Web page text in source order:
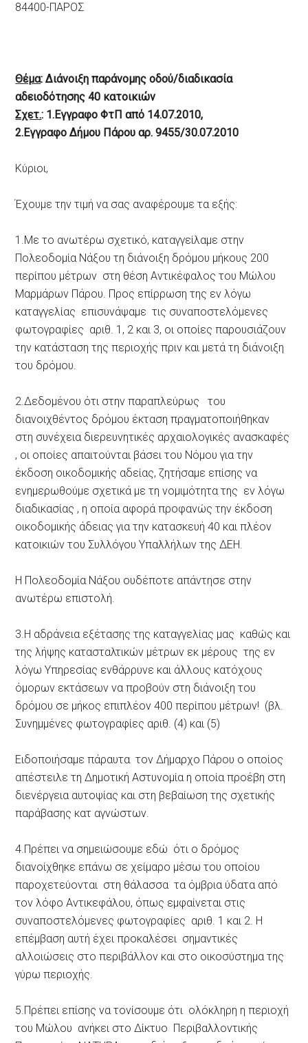
84400-ΠΑΡΟΣ
Θέμα: Διάνοιξη παράνομης οδού/διαδικασία
αδειοδότησης 40 κατοικιών
Σχετ.: 1.Εγγραφο ΦτΠ από 14.07.2010,
2.Εγγραφο Δήμου Πάρου αρ. 9455/30.07.2010
Κύριοι,
Έχουμε την τιμή να σας αναφέρουμε τα εξής:
1.Mε το ανωτέρω σχετικό, καταγγείλαμε στην
Πολεοδομία Νάξου τη διάνοιξη δρόμου μήκους 200
περίπου μέτρων στη θέση Αντικέφαλος του Μώλου
Μαρμάρων Πάρου. Προς επίρρωση της εν λόγω
καταγγελίας επισυνάψαμε τις συναποστελόμενες
φωτογραφίες αριθ. 1, 2 και 3, οι οποίες παρουσιάζουν
την κατάσταση της περιοχής πριν και μετά τη διάνοιξη
του δρόμου.
2.Δεδομένου ότι στην παραπλεύρως του
διανοιχθέντος δρόμου έκταση πραγματοποιήθηκαν
στη συνέχεια διερευνητικές αρχαιολογικές ανασκαφές
, οι οποίες απαιτούνται βάσει του Νόμου για την
έκδοση οικοδομικής αδείας, ζητήσαμε επίσης να
ενημερωθούμε σχετικά με τη νομιμότητα της εν λόγω
διαδικασίας , η οποία αφορά προφανώς την έκδοση
οικοδομικής άδειας για την κατασκευή 40 και πλέον
κατοικιών του Συλλόγου Υπαλλήλων της ΔΕΗ.
Η Πολεοδομία Νάξου ουδέποτε απάντησε στην
ανωτέρω επιστολή.
3.Η αδράνεια εξέτασης της καταγγελίας μας καθώς και
της λήψης κατασταλτικών μέτρων εκ μέρους της εν
λόγω Υπηρεσίας ενθάρρυνε και άλλους κατόχους
όμορων εκτάσεων να προβούν στη διάνοιξη του
δρόμου σε μήκος επιπλέον 400 περίπου μέτρων! (βλ.
Συνημμένες φωτογραφίες αριθ. (4) και (5)
Ειδοποιήσαμε πάραυτα τον Δήμαρχο Πάρου ο οποίος
απέστειλε τη Δημοτική Αστυνομία η οποία προέβη στη
διενέργεια αυτοψίας και στη βεβαίωση της σχετικής
παράβασης κατ αγνώστων.
4.Πρέπει να σημειώσουμε εδώ ότι ο δρόμος
διανοίχθηκε επάνω σε χείμαρο μέσω του οποίου
παροχετεύονται στη θάλασσα τα όμβρια ύδατα από
τον λόφο Αντικεφάλου, όπως εμφαίνεται στις
συναποστελόμενες φωτογραφίες αριθ. 1 και 2. Η
επέμβαση αυτή έχει προκαλέσει σημαντικές
αλλοιώσεις στο περιβάλλον και στο οικοσύστημα της
γύρω περιοχής.
5.Πρέπει επίσης να τονίσουμε ότι ολόκληρη η περιοχή
του Μώλου ανήκει στο Δίκτυο Περιβαλλοντικής